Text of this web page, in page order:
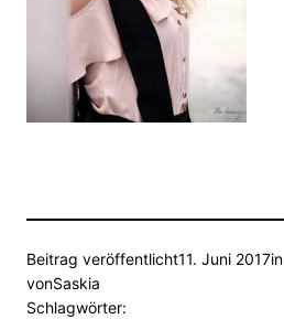
Beitrag veröffentlicht11. Juni 2017in
vonSaskia
Schlagwörter: